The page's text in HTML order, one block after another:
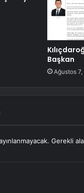
Başkan
Ağustos
Gerekli